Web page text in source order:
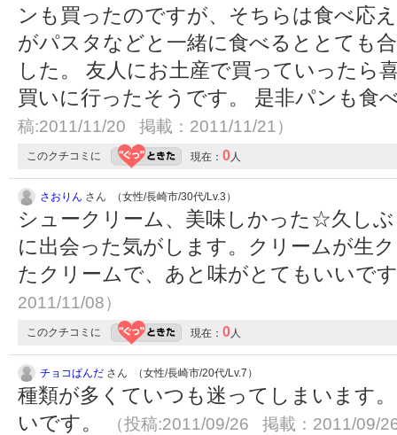
ンも買ったのですが、そちらは食べ応
がパスタなどと一緒に食べるととても
した。 友人にお土産で買っていったら
買いに行ったそうです。 是非パンも食
稿:2011/11/20 掲載：2011/11/21）
このクチコミに 現在： 0人
さおりん さん （女性/長崎市/30代/Lv.3）
シュークリーム、美味しかった☆久し
に出会った気がします。クリームが生
たクリームで、あと味がとてもいいで
2011/11/08）
このクチコミに 現在： 0人
チョコぱんだ さん （女性/長崎市/20代/Lv.7）
種類が多くていつも迷ってしまいます
いです。
（投稿:2011/09/26 掲載：2011/09/